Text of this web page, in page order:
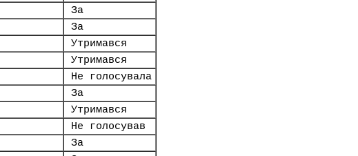
За
За
Утримався
Утримався
Не голосувала
За
Утримався
Не голосував
За